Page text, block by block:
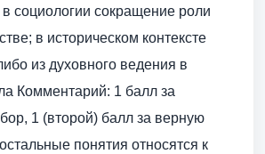
в социологии сокращение роли
в историческом контексте
из духовного ведения в
Комментарий: 1 балл за
1 (второй) балл за верную
понятия относятся к